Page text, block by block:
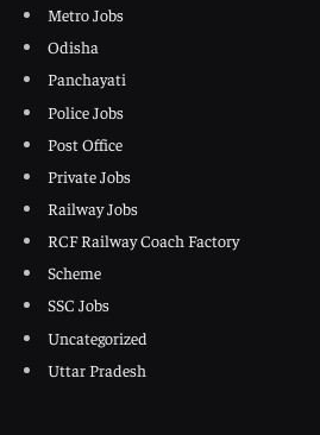
Metro Jobs
Odisha
Panchayati
Police Jobs
Post Office
Private Jobs
Railway Jobs
RCF Railway Coach Factory
Scheme
SSC Jobs
Uncategorized
Uttar Pradesh